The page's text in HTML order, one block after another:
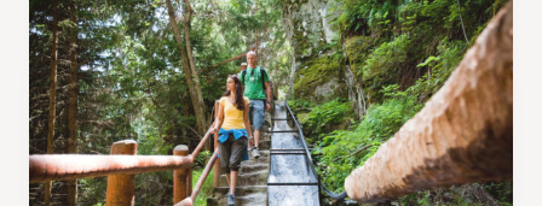
verläuft die Suone oberhalb des Dorfes Baar
und durch Obstgärten und kleine Wäldchen
weiter in Richtung Sitten.